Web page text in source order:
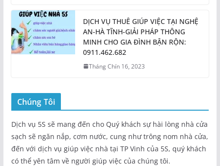
DỊCH VỤ THUÊ GIÚP VIỆC TẠI NGHỆ
AN-HÀ TĨNH-GIẢI PHÁP THÔNG
MINH CHO GIA ĐÌNH BẬN RỘN:
0911.462.682
Tháng Chín 16, 2023
Chúng Tôi
Dịch vụ 5S sẽ mang đến cho Quý khách sự hài lòng nhà cửa
sạch sẽ ngăn nắp, cơm nước, cung như trông nom nhà cửa,
đến với dịch vụ giúp việc nhà tại TP Vinh của 5S, quý khách
có thể yên tâm về người giúp việc của chúng tôi.